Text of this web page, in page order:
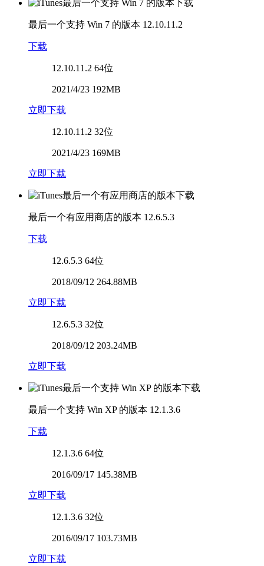
最后一个支持 Win 7 的版本 12.10.11.2
下载
12.10.11.2 64位
2021/4/23 192MB
立即下载
12.10.11.2 32位
2021/4/23 169MB
立即下载
最后一个有应用商店的版本 12.6.5.3
下载
12.6.5.3 64位
2018/09/12 264.88MB
立即下载
12.6.5.3 32位
2018/09/12 203.24MB
立即下载
最后一个支持 Win XP 的版本 12.1.3.6
下载
12.1.3.6 64位
2016/09/17 145.38MB
立即下载
12.1.3.6 32位
2016/09/17 103.73MB
立即下载